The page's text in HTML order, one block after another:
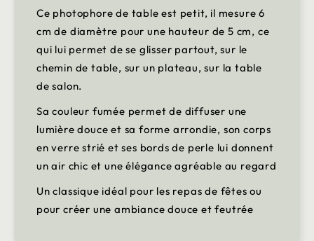
Ce photophore de table est petit, il mesure 6
cm de diamètre pour une hauteur de 5 cm, ce
qui lui permet de se glisser partout, sur le
chemin de table, sur un plateau, sur la table
de salon.
Sa couleur fumée permet de diffuser une
lumière douce et sa forme arrondie, son corps
en verre strié et ses bords de perle lui donnent
un air chic et une élégance agréable au regard
Un classique idéal pour les repas de fêtes ou
pour créer une ambiance douce et feutrée